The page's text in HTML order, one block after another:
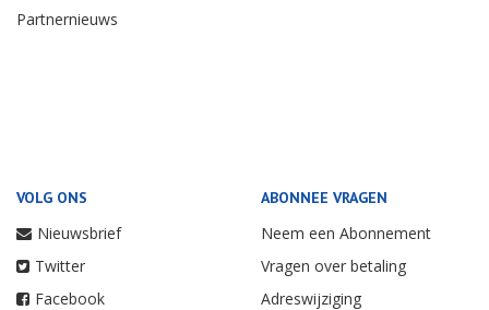
Partnernieuws
VOLG ONS
Nieuwsbrief
Twitter
Facebook
ABONNEE VRAGEN
Neem een Abonnement
Vragen over betaling
Adreswijziging